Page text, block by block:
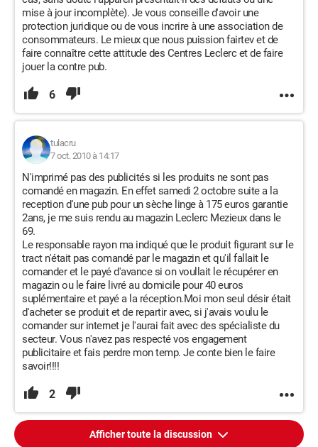
mise à jour incomplète). Je vous conseille d'avoir une
protection juridique ou de vous incrire à une association de
consommateurs. Le mieux que nous puission fairtev et de
faire connaître cette attitude des Centres Leclerc et de faire
jouer la contre pub.
6
tulacru
7 oct. 2010 à 14:17
N'imprimé pas des publicités si les produits ne sont pas
comandé en magazin. En effet samedi 2 octobre suite a la
reception d'une pub pour un sèche linge à 175 euros garantie
2ans, je me suis rendu au magazin Leclerc Mezieux dans le
69.
Le responsable rayon ma indiqué que le produit figurant sur le
tract n'était pas comandé par le magazin et qu'il fallait le
comander et le payé d'avance si on voullait le récupérer en
magazin ou le faire livré au domicile pour 40 euros
suplémentaire et payé a la réception.Moi mon seul désir était
d'acheter se produit et de repartir avec, si j'avais voulu le
comander sur internet je l'aurai fait avec des spécialiste du
secteur. Vous n'avez pas respecté vos engagement
publicitaire et fais perdre mon temp. Je conte bien le faire
savoir!!!!
2
Afficher toute la discussion